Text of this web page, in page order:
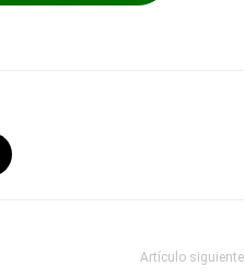
Artículo siguiente